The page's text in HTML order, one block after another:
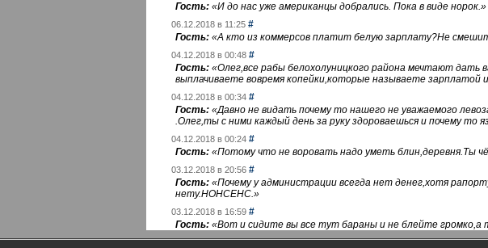
Гость: «И до нас уже американцы добрались. Пока в виде норок.»
06.12.2018 в 11:25 #
Гость: «А кто из коммерсов платит белую зарплату?Не
04.12.2018 в 00:48 #
Гость: «Олег,все рабы белохолуницкого района мечтают дать
выплачиваете вовремя копейки,которые называете зарплатой
04.12.2018 в 00:34 #
Гость: «Давно не видать почему то нашего не уважаемого
.Олег,ты с ними каждый день за руку здороваешься и почему то
04.12.2018 в 00:24 #
Гость: «Потому что не воровать надо уметь блин,деревня.Ты
03.12.2018 в 20:56 #
Гость: «Почему у администрации всегда нет денег,хотя
нету.НОНСЕНС.»
03.12.2018 в 16:59 #
Гость: «Вот и сидите вы все тут бараны и не блейте громко,а